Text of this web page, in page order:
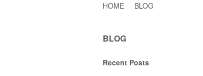
HOME
BLOG
BLOG
Recent Posts